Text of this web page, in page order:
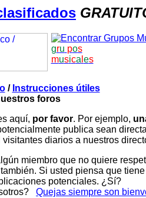
gru pos
musica es
/ Instrucciones útiles
foros
aquí, por favor. Por ejemplo,
publica sean
diarios a nuestros
miembro que no quiere
Si usted piensa que
potenciales. ¿Sí?
Quejas siempre son